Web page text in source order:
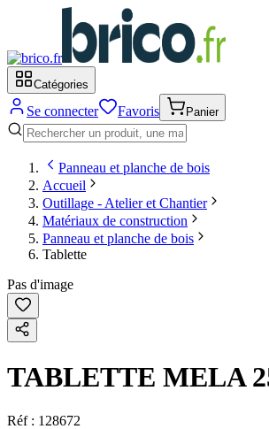
Catégories
Se connecter Favoris Panier
Panneau et planche de bois
Accueil
Outillage - Atelier et Chantier
Matériaux de construction
Panneau et planche de bois
Tablette
Pas d'image
TABLETTE MELA
Réf : 128672